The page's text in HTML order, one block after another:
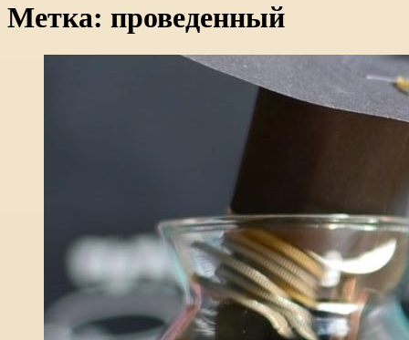
Метка: проведенный